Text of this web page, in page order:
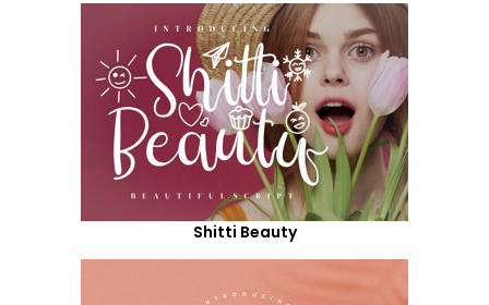
Shitti Beauty